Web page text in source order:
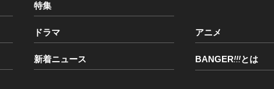
特集
ドラマ アニメ
新着ニュース BANGER!!!とは